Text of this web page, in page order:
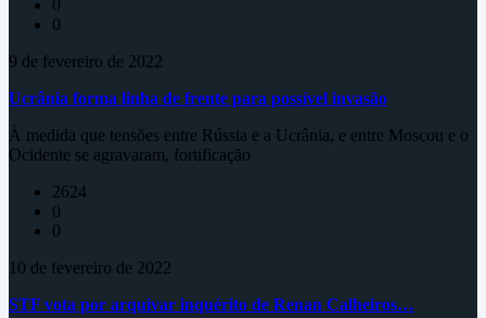
0
0
9 de fevereiro de 2022
Ucrânia forma linha de frente para possível invasão
À medida que tensões entre Rússia e a Ucrânia, e entre Moscou e o
Ocidente se agravaram, fortificação
2624
0
0
10 de fevereiro de 2022
STF vota por arquivar inquérito de Renan Calheiros…